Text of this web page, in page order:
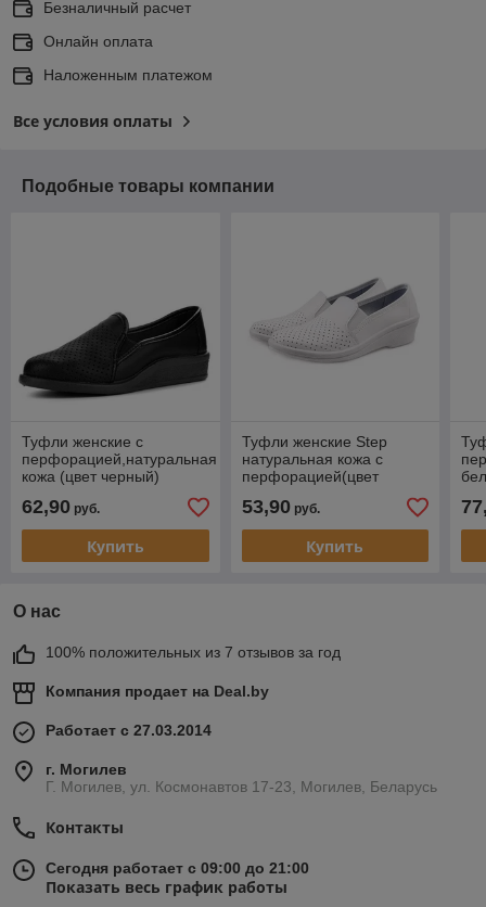
Безналичный расчет
Онлайн оплата
Наложенным платежом
Все условия оплаты
Подобные товары компании
Туфли женские с
перфорацией,натуральная
кожа (цвет черный)
62,90 руб.
Купить
Туфли женские Step
натуральная кожа с
перфорацией(цвет
53,90руб.
Купить
О нас
100% положительных из 7 отзывов за год
Компания продает на Deal.by
Работает с 27.03.2014
г. Могилев
Г. Могилев, ул. Космонавтов 17-23, Могилев, Беларусь
Контакты
Сегодня работает с 09:00 до 21:00
Показать весь график работы